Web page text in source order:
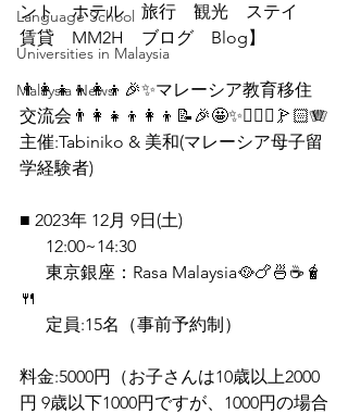
Language School
Universities in Malaysia
Malaysia News
ント　ホテル　旅行　観光　ステイ
賃貸　MM2H　ブログ　Blog】
👨‍👩‍👧‍👦👩‍👦🎉✨マレーシア教育移住
交流会👨‍👩‍👧‍👦👩‍👦📝🎉🤩✨🏊🏻‍♀️🏌🏻🪗
主催:Tabiniko & 美和(マレーシア母子留
学経験者)
■ 2023年 12月 9日(土)
      12:00~14:30
🍴
      定員:15名（事前予約制）
料金:5000円（お子さんは10歳以上2000
円 9歳以下1000円ですが、1000円の場合